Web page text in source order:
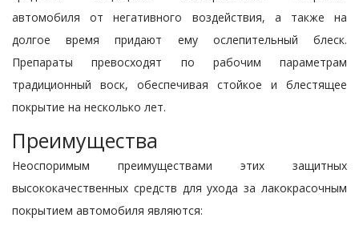
автомобиля от негативного воздействия, а также на
долгое время придают ему ослепительный блеск.
Препараты превосходят по рабочим параметрам
традиционный воск, обеспечивая стойкое и блестящее
покрытие на несколько лет.
Преимущества
Неоспоримым преимуществами этих защитных
высококачественных средств для ухода за лакокрасочным
покрытием автомобиля являются: